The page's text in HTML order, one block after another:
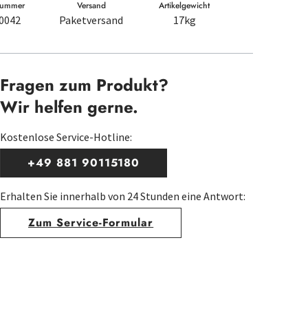
Versand
Paketversand
Artikelgewicht
17kg
Fragen zum Produkt?
Wir helfen gerne.
Kostenlose Service-Hotline:
+49 881 90115180
Erhalten Sie innerhalb von 24 Stunden eine Antwort:
Zum Service-Formular